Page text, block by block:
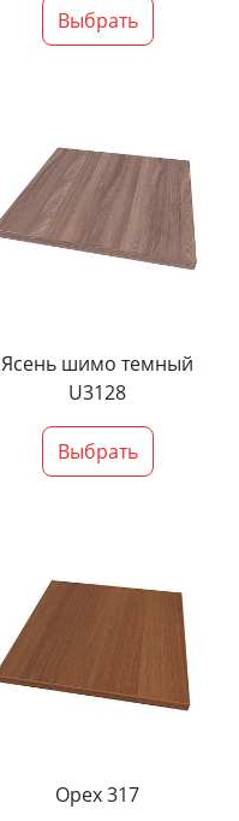
Выбрать
Ясень шимо темный
U3128
Выбрать
Орех 317